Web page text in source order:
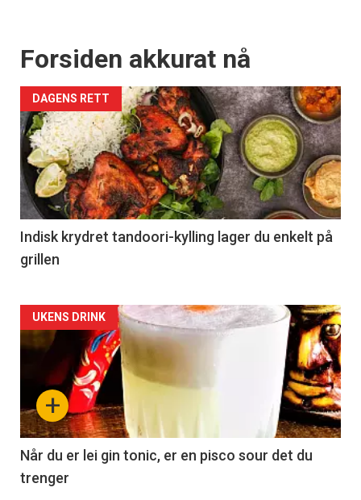
Forsiden akkurat nå
DAGENS RETT
Indisk krydret tandoori-kylling lager du enkelt på
grillen
Forsiden
akkurat
nå
-
2
+
UKENS DRINK
Når du er lei gin tonic, er en pisco sour det du
trenger